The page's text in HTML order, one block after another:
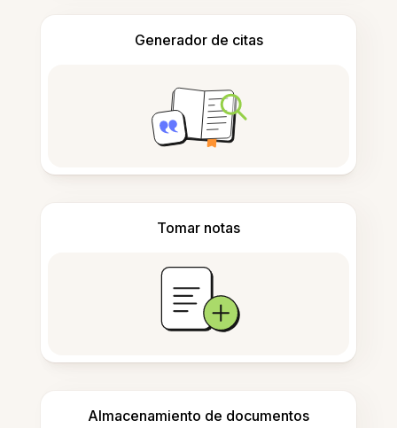
Generador de citas
Tomar notas
Almacenamiento de documentos